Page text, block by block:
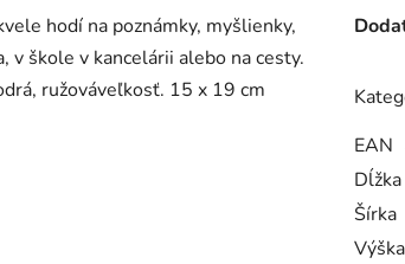
hodí na poznámky, myšlienky,
v škole v kancelárii alebo na cesty.
ružováveľkosť. 15 x 19 cm
EAN
Dĺžka
Šírka
Výška